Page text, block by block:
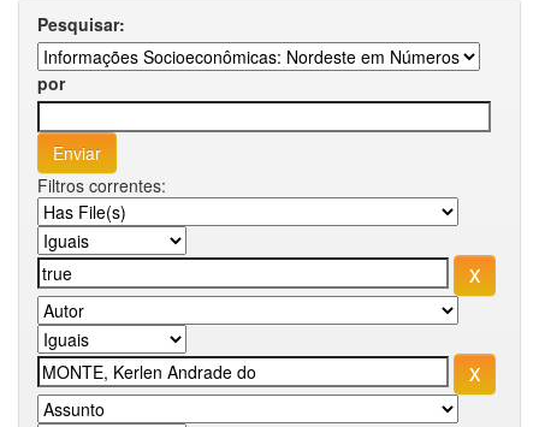
Pesquisar:
por
Filtros correntes: